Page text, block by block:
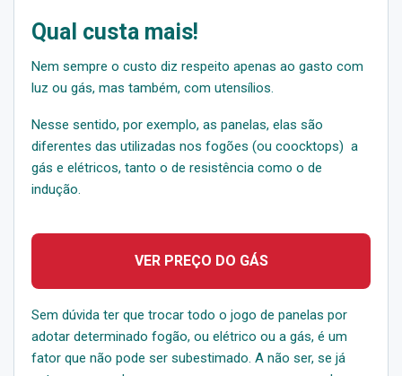
Qual custa mais!
Nem sempre o custo diz respeito apenas ao gasto com
luz ou gás, mas também, com utensílios.
Nesse sentido, por exemplo, as panelas, elas são
diferentes das utilizadas nos fogões (ou coocktops) a
gás e elétricos, tanto o de resistência como o de
indução.
VER PREÇO DO GÁS
Sem dúvida ter que trocar todo o jogo de panelas por
adotar determinado fogão, ou elétrico ou a gás, é um
fator que não pode ser subestimado. A não ser, se já